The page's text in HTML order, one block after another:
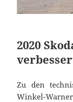
2020
Zu den
Winkel-